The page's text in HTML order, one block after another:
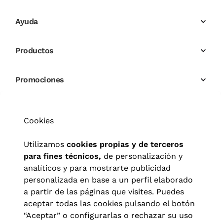
ordenador.
¿Cómo puedo saber si necesito utilizar gafas para leer?
Existen ciertos indicios y señales que nos hacen indicar que podemos
Dolor de cabeza.
Fatiga visual.
Necesidad de una mayor iluminación.
Te alejas el libro para poder leer con mayor claridad.
Gafas de cerca y gafas para el ordenador: ¿son lo mismo?
Ayuda
Productos
Promociones
Cookies
Utilizamos cookies propias y de terceros
para fines técnicos, de personalización y
analíticos y para mostrarte publicidad
personalizada en base a un perfil elaborado
a partir de las páginas que visites. Puedes
aceptar todas las cookies pulsando el botón
“Aceptar” o configurarlas o rechazar su uso